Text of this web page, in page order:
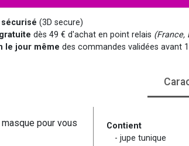
MARQUISE
sécurisé (3D secure)
dès 49 € d'achat en point relais (France,
le jour même des commandes validées avant
masque pour vous
Contient
- jupe tunique